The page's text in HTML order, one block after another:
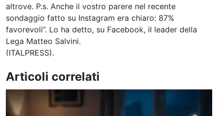
altrove. P.s. Anche il vostro parere nel recente
sondaggio fatto su Instagram era chiaro: 87%
favorevoli”. Lo ha detto, su Facebook, il leader della
Lega Matteo Salvini.
(ITALPRESS).
Articoli correlati